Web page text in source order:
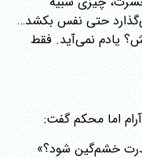
حتی نفس بکشد…
یادم نمی‌آید. فقط
اما محکم گفت:
خشم‌گین شود؟»